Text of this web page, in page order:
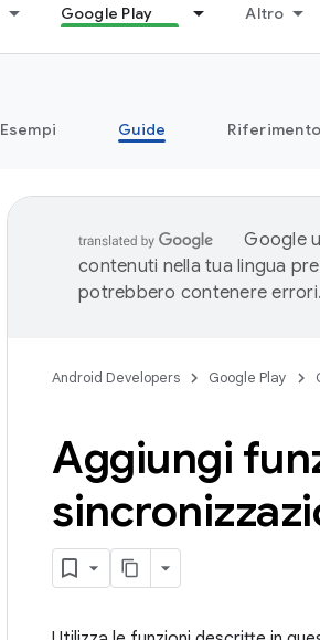
Google Play Altro
Esempi Guide Riferimento
Google
contenuti nella tua lingua
potrebbero contenere errori.
Android Developers Google Play
Aggiungi